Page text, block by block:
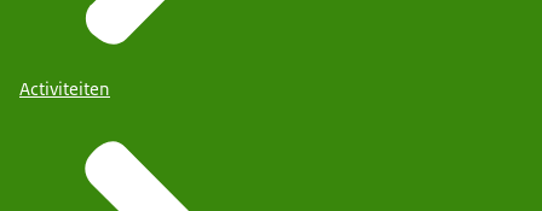
Activiteiten